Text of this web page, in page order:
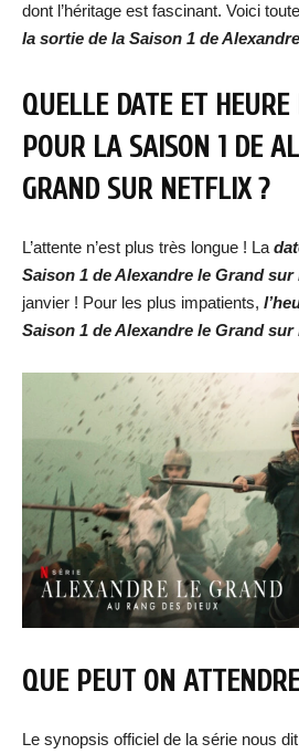
dont l’héritage est fascinant. Voici
la sortie de la Saison 1 de
QUELLE DATE ET HEURE
POUR LA SAISON 1 DE
GRAND SUR NETFLIX ?
L’attente n’est plus très longue ! La
Saison 1 de Alexandre le Grandsur
janvier ! Pour les plus impatients,
Saison 1 de Alexandre le Grandsur
QUE PEUT ON
Le synopsis officiel de la série nous